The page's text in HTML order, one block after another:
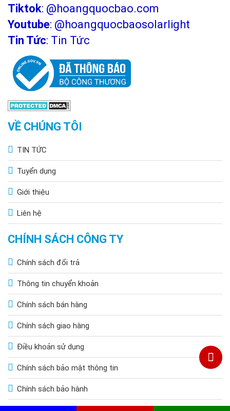
Tiktok: @hoangquocbao.com
Youtube: @hoangquocbaosolarlight
Tin Tức: Tin Tức
VỀ CHÚNG TÔI
TIN TỨC
Tuyển dụng
Giới thiệu
Liên hệ
CHÍNH SÁCH CÔNG TY
Chính sách đổi trả
Thông tin chuyển khoản
Chính sách bán hàng
Chính sách giao hàng
Điều khoản sử dụng
Chính sách bảo mật thông tin
Chính sách bảo hành